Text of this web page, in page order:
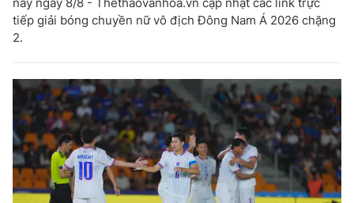
tiếp giải bóng chuyền nữ vô địch Đông Nam Á 2026 chặng
2.